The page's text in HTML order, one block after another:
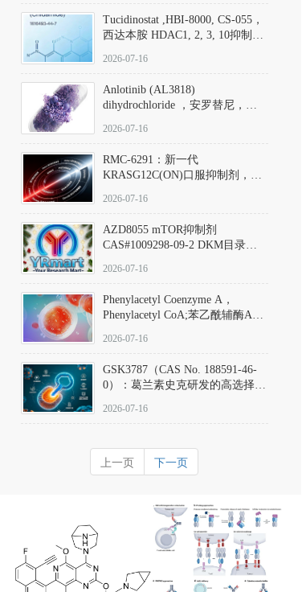
Tucidinostat ,HBI-8000, CS-055，
西达本胺 HDAC1, 2, 3, 10抑制剂
D808567) - DKM活性分子
2026-07-16
Anlotinib (AL3818)
dihydrochloride ，安罗替尼，
Hydrochloride实验方法步骤SOP
2026-07-16
RMC-6291：新一代
KRASG12C(ON)口服抑制剂，
(Elironrasib)CAS#2641998-63-0
2026-07-16
AZD8055 mTOR抑制剂
CAS#1009298-09-2 DKM目录号
激酶抑制剂的深度剖析
2026-07-16
Phenylacetyl Coenzyme A，
Phenylacetyl CoA;苯乙酰辅酶A
2026-07-16
GSK3787（CAS No. 188591-46-
0）：葛兰素史克研发的高选择
抗剂，被广泛视为研究PPARδ核
靶点药理机制的金标准化学探
针。
2026-07-16
上一页 下一页